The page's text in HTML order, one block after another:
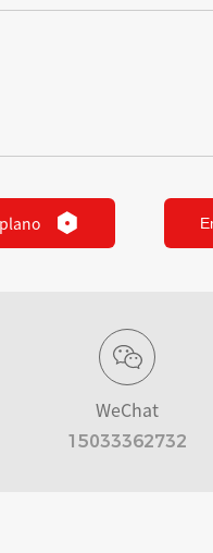
WeChat
15033362732